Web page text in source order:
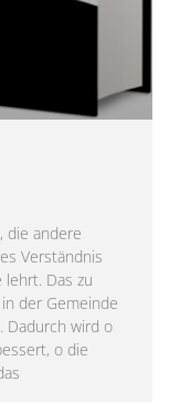
die andere
Verständnis
lehrt. Das zu
der Gemeinde
Dadurch wird o
o die